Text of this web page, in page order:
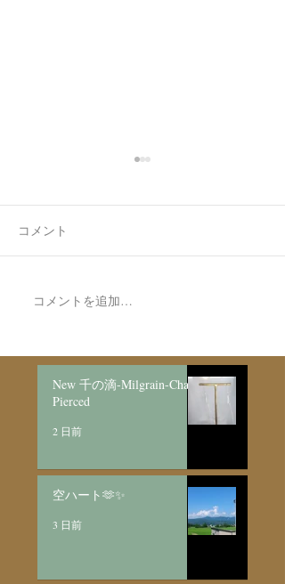
新作展＆SALE後半となり
コメント
コメントを追加…
New 千の滴-Milgrain-Chain
Pierced
2 日前
空ハート🫶✨
3 日前